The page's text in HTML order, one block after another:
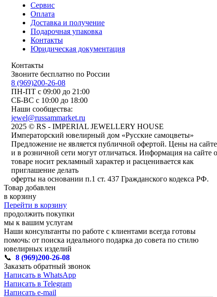
Сервис
Оплата
Доставка и получение
Подарочная упаковка
Контакты
Юридическая документация
Контакты
Звоните бесплатно по России
8 (969)200-26-08
ПН-ПТ с 09:00 до 21:00
СБ-ВС с 10:00 до 18:00
Наши сообщества:
jewel@russammarket.ru
2025 © RS - IMPERIAL JEWELLERY HOUSE
Императорский ювелирный дом «Русские самоцветы»
Предложение не является публичной офертой. Цены на сайте
и в розничной сети могут отличаться. Информация на сайте о
товаре носит рекламный характер и расценивается как
приглашение делать
оферты на основании п.1 ст. 437 Гражданского кодекса РФ.
Товар добавлен
в корзину
Перейти в корзину
продолжить покупки
мы к вашим услугам
Наши консультанты по работе с клиентами всегда готовы
помочь: от поиска идеального подарка до совета по стилю
ювелирных изделий
📞 8 (969)200-26-08
Заказать обратный звонок
Написать в WhatsApp
Написать в Telegram
Написать e-mail